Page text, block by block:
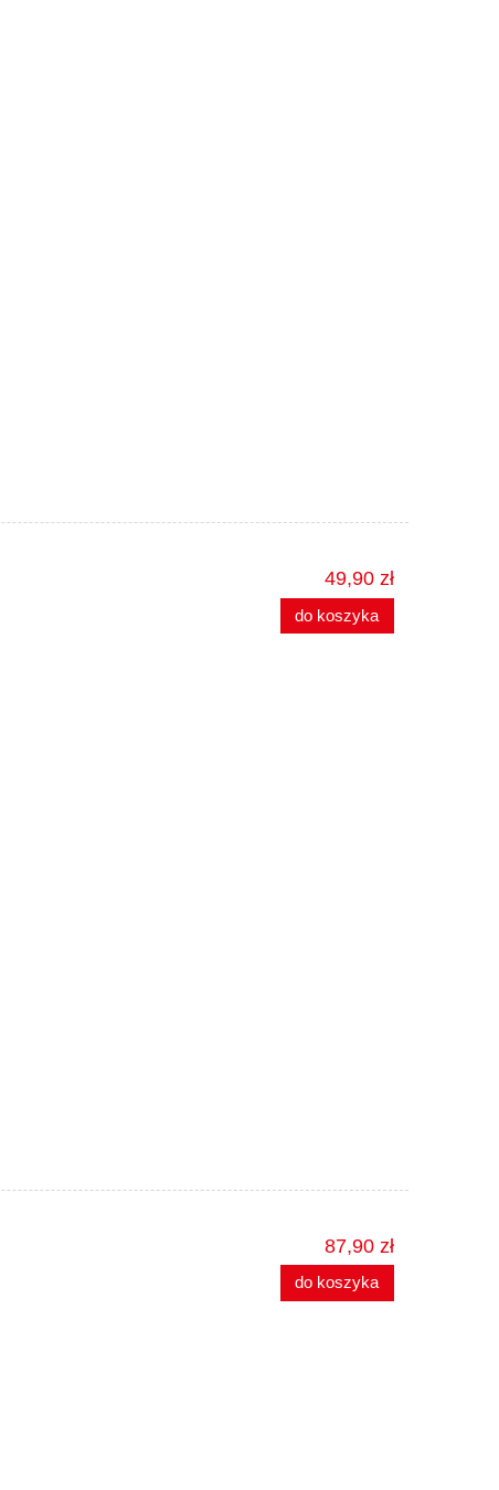
49,90 zł
do koszyka
87,90 zł
do koszyka